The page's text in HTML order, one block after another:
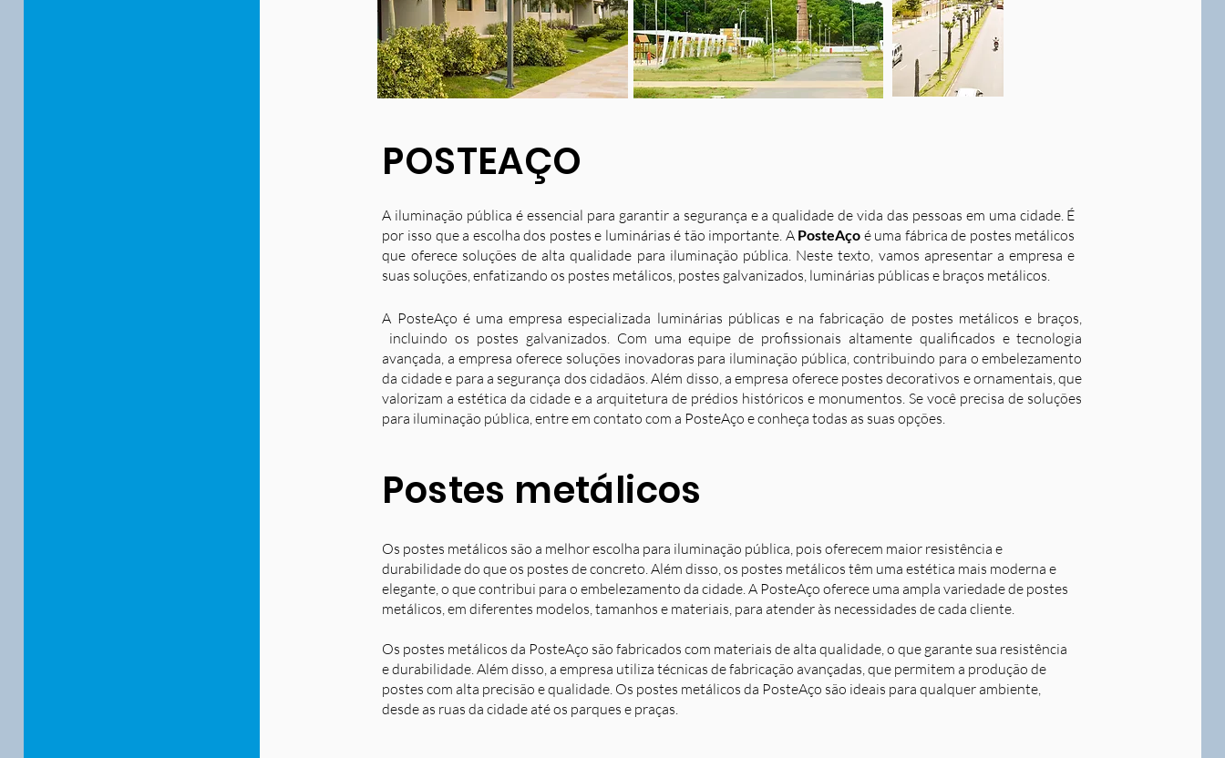
POSTEAÇO
A iluminação pública é essencial para garantir a segurança e a qualidade de vida das pessoas em uma cidade. É
por isso que a escolha dos postes e luminárias é tão importante. A PosteAço é uma fábrica de postes metálicos
que oferece soluções de alta qualidade para iluminação pública. Neste texto, vamos apresentar a empresa e
suas soluções, enfatizando os postes metálicos, postes galvanizados, luminárias públicas e braços metálicos.
A PosteAço é uma empresa especializada luminárias públicas e na fabricação de postes metálicos e braços,
incluindo os postes galvanizados. Com uma equipe de profissionais altamente qualificados e tecnologia
avançada, a empresa oferece soluções inovadoras para iluminação pública, contribuindo para o embelezamento
da cidade e para a segurança dos cidadãos. Além disso, a empresa oferece postes decorativos e ornamentais, que
valorizam a estética da cidade e a arquitetura de prédios históricos e monumentos. Se você precisa de soluções
para iluminação pública, entre em contato com a PosteAço e conheça todas as suas opções.
Postes metálicos
Os postes metálicos são a melhor escolha para iluminação pública, pois oferecem maior resistência e
durabilidade do que os postes de concreto. Além disso, os postes metálicos têm uma estética mais moderna e
elegante, o que contribui para o embelezamento da cidade. A PosteAço oferece uma ampla variedade de postes
metálicos, em diferentes modelos, tamanhos e materiais, para atender às necessidades de cada cliente.
Os postes metálicos da PosteAço são fabricados com materiais de alta qualidade, o que garante sua resistência
e durabilidade. Além disso, a empresa utiliza técnicas de fabricação avançadas, que permitem a produção de
postes com alta precisão e qualidade. Os postes metálicos da PosteAço são ideais para qualquer ambiente,
desde as ruas da cidade até os parques e praças.